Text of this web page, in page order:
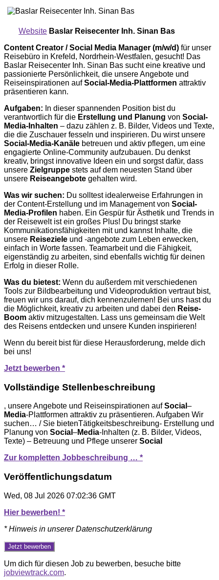
Website Baslar Reisecenter Inh. Sinan Bas
Content Creator / Social Media Manager (m/w/d) für unser
Reisebüro in Krefeld, Nordrhein-Westfalen, gesucht! Das
Baslar Reisecenter Inh. Sinan Bas sucht eine kreative und
passionierte Persönlichkeit, die unsere Angebote und
Reiseinspirationen aufSocial-Media-Plattformen attraktiv
präsentieren kann.
Aufgaben: In dieser spannenden Position bist du
verantwortlich für die Erstellung und Planung von Social-
Media-Inhalten – dazu zählen z. B. Bilder, Videos und Texte,
die die Zuschauer fesseln und inspirieren. Du wirst unsere
Social-Media-Kanäle betreuen und aktiv pflegen, um eine
engagierte Online-Community aufzubauen. Du denkst
kreativ, bringst innovative Ideen ein und sorgst dafür, dass
unsere Zielgruppe stets auf dem neuesten Stand über
unsere Reiseangebote gehalten wird.
Was wir suchen: Du solltest idealerweise Erfahrungen in
der Content-Erstellung und im Management von Social-
Media-Profilen haben. Ein Gespür für Ästhetik und Trends in
der Reisewelt ist ein großes Plus! Du bringst starke
Kommunikationsfähigkeiten mit und kannst Inhalte, die
unsere Reiseziele und -angebote zum Leben erwecken,
einfach in Worte fassen. Teamarbeit und die Fähigkeit,
eigenständig zu arbeiten, sind ebenfalls wichtig für deinen
Erfolg in dieser Rolle.
Was du bietest: Wenn du außerdem mit verschiedenen
Tools zur Bildbearbeitung und Videoproduktion vertraut bist,
freuen wir uns darauf, dich kennenzulernen! Bei uns hast du
die Möglichkeit, kreativ zu arbeiten und dabei den Reise-
Boom aktiv mitzugestalten. Lass uns gemeinsam die Welt
des Reisens entdecken und unsere Kunden inspirieren!
Wenn du bereit bist für diese Herausforderung, melde dich
bei uns!
Jetzt bewerben *
Vollständige Stellenbeschreibung
, unsere Angebote und Reiseinspirationen aufSocial –
Media-Plattformen attraktiv zu präsentieren. Aufgaben Wir
suchen… / Sie bietenTätigkeitsbeschreibung- Erstellung und
Planung von Social –Media-Inhalten (z. B. Bilder, Videos,
Texte) – Betreuung und Pflege unserer Social
Zur kompletten Jobbeschreibung … *
Veröffentlichungsdatum
Wed, 08 Jul 2026 07:02:36 GMT
Hier bewerben! *
* Hinweis in unserer Datenschutzerklärung
Um dich für diesen Job zu bewerben, besuche bitte
jobviewtrack.com.